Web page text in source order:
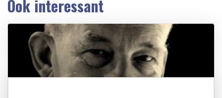
Ook interessant